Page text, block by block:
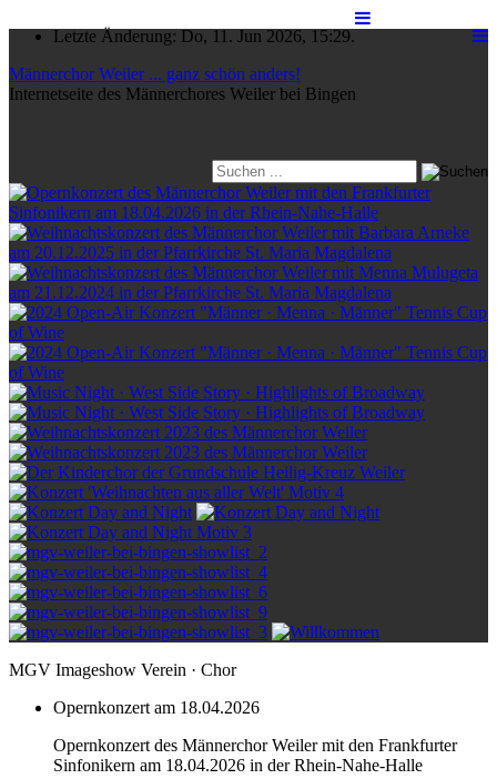
Letzte Änderung: Do, 11. Jun 2026, 15:29.
Männerchor Weiler ... ganz schön anders!
Internetseite des Männerchores Weiler bei Bingen
MGV Imageshow Verein · Chor
Opernkonzert am 18.04.2026
Opernkonzert des Männerchor Weiler mit den Frankfurter
Sinfonikern am 18.04.2026 in der Rhein-Nahe-Halle